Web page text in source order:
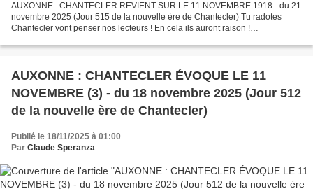
AUXONNE : CHANTECLER REVIENT SUR LE 11 NOVEMBRE 1918 - du 21
novembre 2025 (Jour 515 de la nouvelle ère de Chantecler) Tu radotes
Chantecler vont penser nos lecteurs ! En cela ils auront raison !
AUXONNE : CHANTECLER ÉVOQUE LE 11
NOVEMBRE (3) - du 18 novembre 2025 (Jour 512
de la nouvelle ère de Chantecler)
Publié le 18/11/2025 à 01:00
Par Claude Speranza